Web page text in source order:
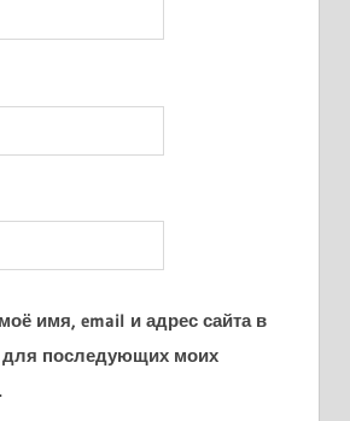
имя, email и адрес сайта в
для последующих моих